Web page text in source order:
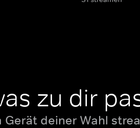
zu dir
Gerät deiner Wahl